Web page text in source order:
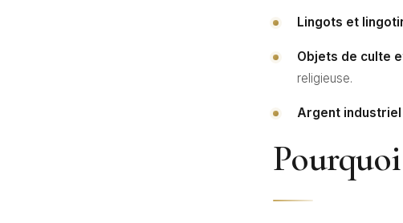
Lingots et
Objets de culte
religieuse.
Argent industriel